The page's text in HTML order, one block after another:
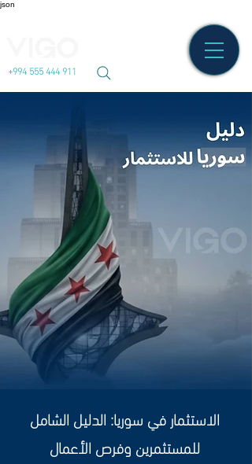
json
+994 555 444 911
الاستثمار في سوريا: الدليل الشامل
للمستثمرين وفرص الأعمال